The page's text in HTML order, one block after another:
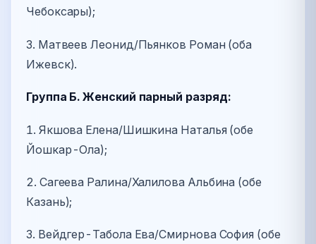
Чебоксары);
3. Матвеев Леонид/Пьянков Роман (оба
Ижевск).
Группа Б. Женский парный разряд:
1. Якшова Елена/Шишкина Наталья (обе
Йошкар-Ола);
2. Сагеева Ралина/Халилова Альбина (обе
Казань);
3. Вейдгер-Табола Ева/Смирнова София (обе